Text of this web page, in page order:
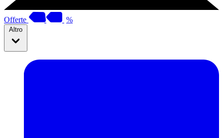
Offerte %
Altro